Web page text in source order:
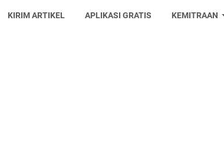
KIRIM ARTIKEL APLIKASI GRATIS KEMITRAAN